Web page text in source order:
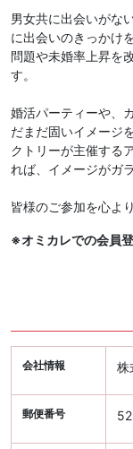
男女共に出会いがな
に出会いのきっかけ
問題や未婚率上昇を
す。
婚活パーティーや、
だまだ固いイメージ
クトリーが主催する
れば、イメージがガ
皆様のご参加を心よ
※オミカレでの会員
会社情報 株
郵便番号